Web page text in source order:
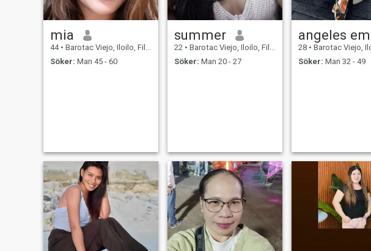
mia
44 • Barotac Viejo, Iloilo, Filippinerna
Söker: Man 45 - 60
summer
22 • Barotac Viejo, Iloilo, Filippinerna
Söker: Man 20 - 27
28 • Barotac Viejo, Iloilo,
Söker: Man 32 - 49